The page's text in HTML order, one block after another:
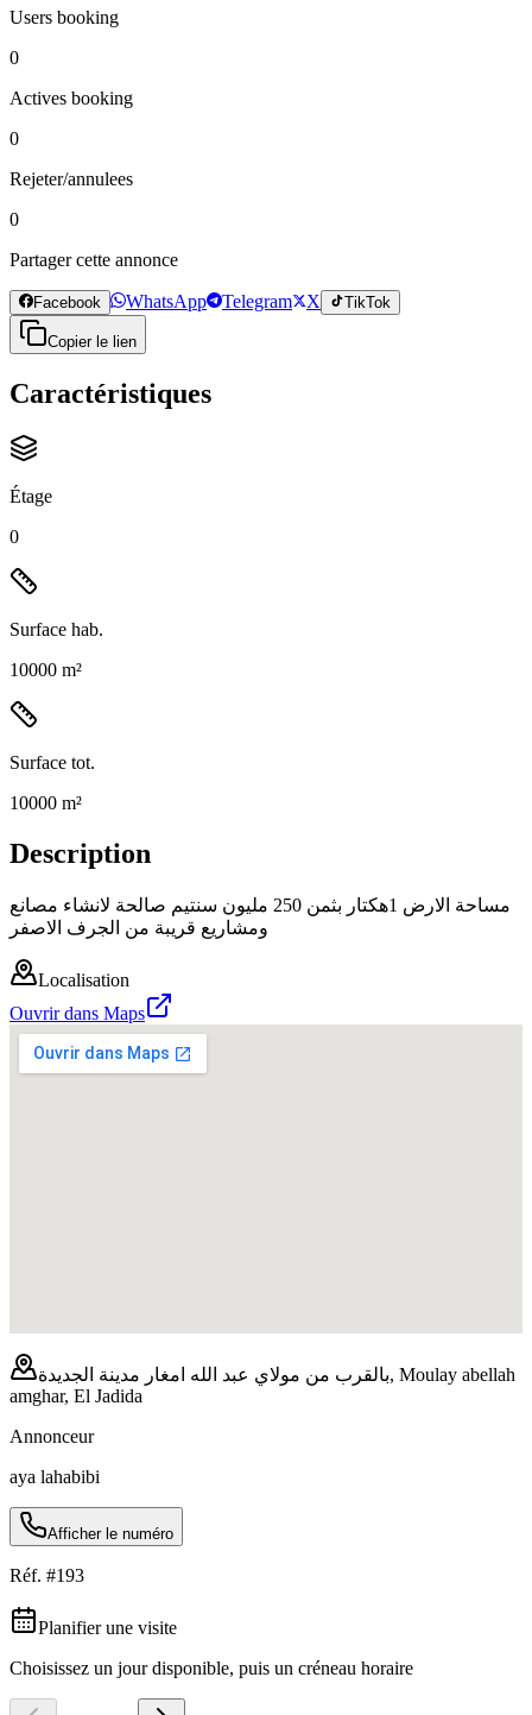
Users booking
0
Actives booking
0
Rejeter/annulees
0
Partager cette annonce
Facebook WhatsApp Telegram X TikTok
Copier le lien
Caractéristiques
Étage
0
Surface hab.
10000 m²
Surface tot.
10000 m²
Description
مساحة الارض 1هكتار بثمن 250 مليون سنتيم صالحة لانشاء مصانع
ومشاريع قريبة من الجرف الاصفر
Localisation
Ouvrir dans Maps
بالقرب من مولاي عبد الله امغار مدينة الجديدة, Moulay abellah
amghar, El Jadida
Annonceur
aya lahabibi
Afficher le numéro
Réf. #193
Planifier une visite
Choisissez un jour disponible, puis un créneau horaire